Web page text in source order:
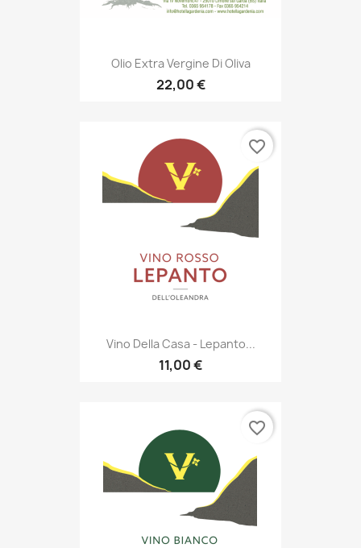
Olio Extra Vergine Di Oliva
22,00 €
Vino Della Casa - Lepanto...
11,00 €
favorite_border
favorite_border